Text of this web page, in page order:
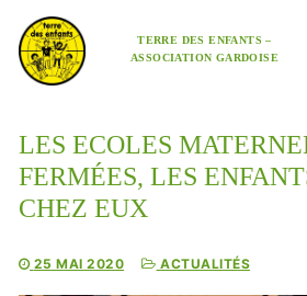
contenu
TERRE DES ENFANTS –
ASSOCIATION GARDOISE
LES ECOLES
FERMÉES, LES
CHEZ EUX
25 MAI 2020 ACTUALITÉS